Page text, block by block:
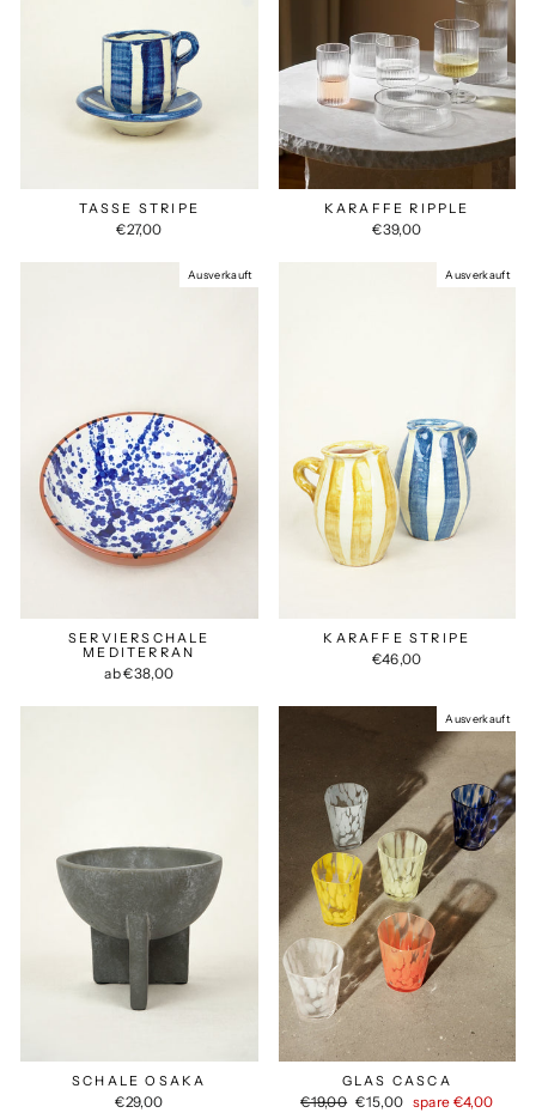
TASSE STRIPE
€27,00
KARAFFE RIPPLE
€39,00
Ausverkauft
SERVIERSCHALE
MEDITERRAN
ab €38,00
Ausverkauft
KARAFFE STRIPE
€46,00
SCHALE OSAKA
€29,00
Ausverkauft
GLAS CASCA
Normaler
€19,00 Sonderpreis
€15,00 spare €4,00